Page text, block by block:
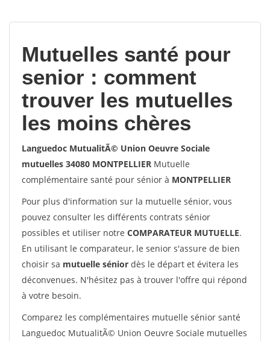
Mutuelles santé pour
senior : comment
trouver les mutuelles
les moins chères
Languedoc MutualitÃ© Union Oeuvre Sociale
mutuelles 34080 MONTPELLIER Mutuelle
complémentaire santé pour sénior à MONTPELLIER
Pour plus d'information sur la mutuelle sénior, vous
pouvez consulter les différents contrats sénior
possibles et utiliser notre COMPARATEUR MUTUELLE.
En utilisant le comparateur, le senior s'assure de bien
choisir sa mutuelle sénior dès le départ et évitera les
déconvenues. N'hésitez pas à trouver l'offre qui répond
à votre besoin.
Comparez les complémentaires mutuelle sénior santé
Languedoc MutualitÃ© Union Oeuvre Sociale mutuelles